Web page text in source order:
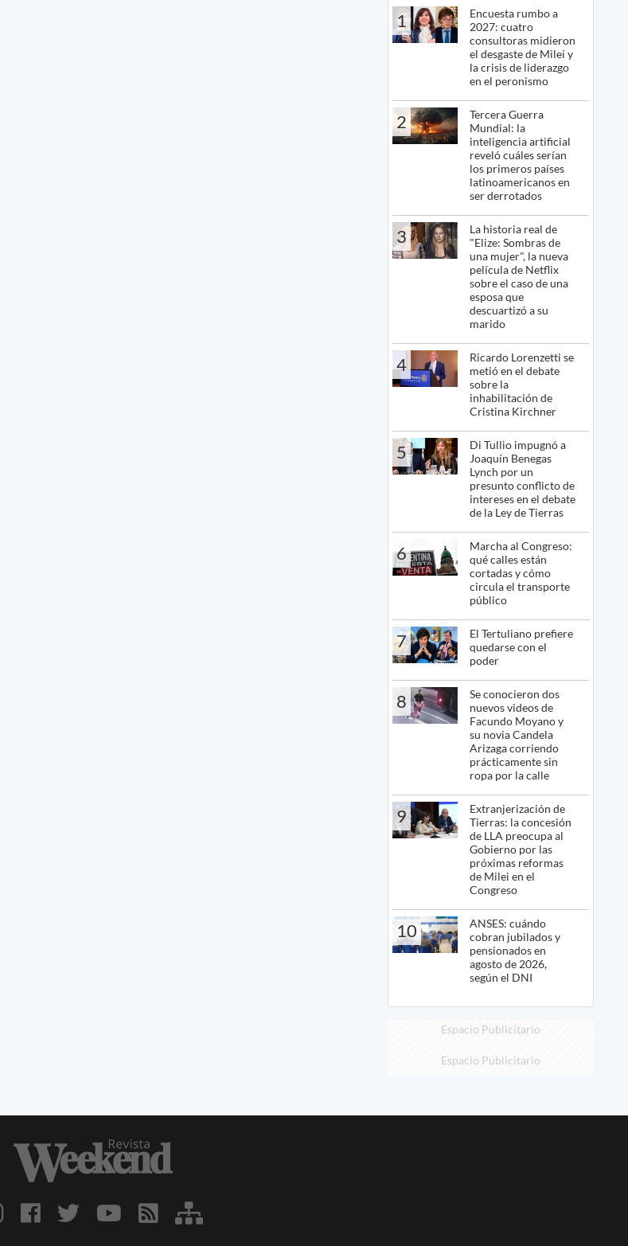
1
Encuesta rumbo a
2027: cuatro
consultoras midieron
el desgaste de Milei y
la crisis de liderazgo
en el peronismo
2
Tercera Guerra
Mundial: la
inteligencia artificial
reveló cuáles serían
los primeros países
latinoamericanos en
ser derrotados
3
La historia real de
"Elize: Sombras de
una mujer", la nueva
película de Netflix
sobre el caso de una
esposa que
descuartizó a su
marido
4
Ricardo Lorenzetti se
metió en el debate
sobre la
inhabilitación de
Cristina Kirchner
5
Di Tullio impugnó a
Joaquín Benegas
Lynch por un
presunto conflicto de
intereses en el debate
de la Ley de Tierras
6
Marcha al Congreso:
qué calles están
cortadas y cómo
circula el transporte
público
7
El Tertuliano prefiere
quedarse con el
poder
8
Se conocieron dos
nuevos videos de
Facundo Moyano y
su novia Candela
Arizaga corriendo
prácticamente sin
ropa por la calle
9
Extranjerización de
Tierras: la concesión
de LLA preocupa al
Gobierno por las
próximas reformas
de Milei en el
Congreso
10
ANSES: cuándo
cobran jubilados y
pensionados en
agosto de 2026,
según el DNI
Espacio Publicitario
Espacio Publicitario